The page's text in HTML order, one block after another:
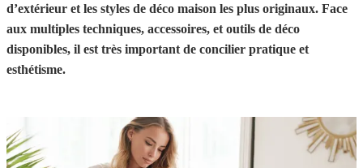
d’extérieur et les styles de déco maison les plus originaux. Face
aux multiples techniques, accessoires, et outils de déco
disponibles, il est très important de concilier pratique et
esthétisme.